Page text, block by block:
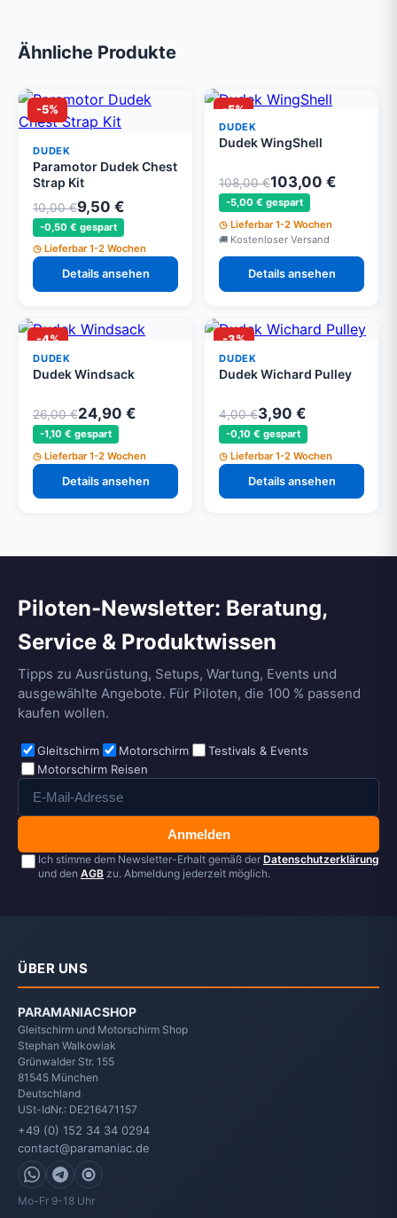
Ähnliche Produkte
-5%
DUDEK
Paramotor Dudek Chest
Strap Kit
10,00 €9,50 €
-0,50 € gespart
Lieferbar 1-2 Wochen
Details ansehen
-5%
DUDEK
Dudek WingShell
108,00 €103,00 €
-5,00 € gespart
Lieferbar 1-2 Wochen
Kostenloser Versand
Details ansehen
-4%
DUDEK
Dudek Windsack
26,00 €24,90 €
-1,10 € gespart
Lieferbar 1-2 Wochen
Details ansehen
-3%
DUDEK
Dudek Wichard Pulley
4,00 €3,90 €
-0,10 € gespart
Lieferbar 1-2 Wochen
Details ansehen
Piloten-Newsletter: Beratung,
Service & Produktwissen
Tipps zu Ausrüstung, Setups, Wartung, Events und
ausgewählte Angebote. Für Piloten, die 100 % passend
kaufen wollen.
Gleitschirm Motorschirm
Testivals & Events
Motorschirm Reisen
Anmelden
Ich stimme dem Newsletter-Erhalt gemäß der Datenschutzerklärung
und den AGB zu. Abmeldung jederzeit möglich.
ÜBER UNS
PARAMANIACSHOP
Gleitschirm und Motorschirm Shop
Stephan Walkowiak
Grünwalder Str. 155
81545 München
Deutschland
USt-IdNr.: DE216471157
+49 (0) 152 34 34 0294
contact@paramaniac.de
WhatsApp
Telegram
Signal
Mo-Fr 9-18 Uhr